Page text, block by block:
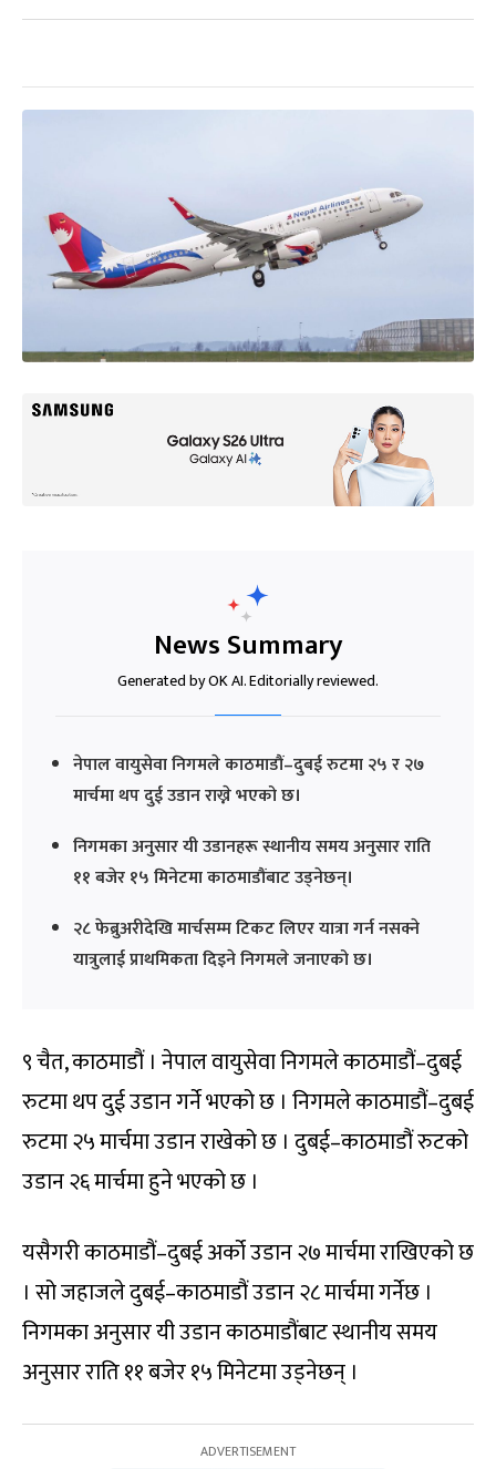
News Summary
Generated by OK AI. Editorially reviewed.
नेपाल वायुसेवा निगमले काठमाडौं–दुबई रुटमा २५ र २७
मार्चमा थप दुई उडान राख्ने भएको छ।
निगमका अनुसार यी उडानहरू स्थानीय समय अनुसार राति
११ बजेर १५ मिनेटमा काठमाडौंबाट उड्नेछन्।
२८ फेब्रुअरीदेखि मार्चसम्म टिकट लिएर यात्रा गर्न नसक्ने
यात्रुलाई प्राथमिकता दिइने निगमले जनाएको छ।
९ चैत, काठमाडौं । नेपाल वायुसेवा निगमले काठमाडौं–दुबई
रुटमा थप दुई उडान गर्ने भएको छ । निगमले काठमाडौं–दुबई
रुटमा २५ मार्चमा उडान राखेको छ । दुबई–काठमाडौं रुटको
उडान २६ मार्चमा हुने भएको छ ।
यसैगरी काठमाडौं–दुबई अर्को उडान २७ मार्चमा राखिएको छ
। सो जहाजले दुबई–काठमाडौं उडान २८ मार्चमा गर्नेछ ।
निगमका अनुसार यी उडान काठमाडौंबाट स्थानीय समय
अनुसार राति ११ बजेर १५ मिनेटमा उड्नेछन् ।